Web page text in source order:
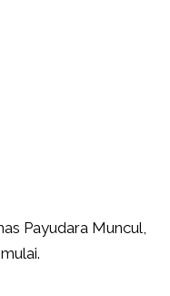
Payudara Muncul,